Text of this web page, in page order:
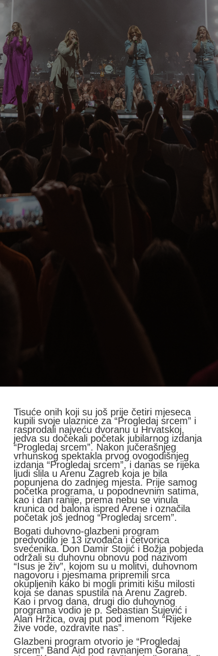
Tisuće onih koji su još prije četiri mjeseca
kupili svoje ulaznice za “Progledaj srcem” i
rasprodali najveću dvoranu u Hrvatskoj,
jedva su dočekali početak jubilarnog izdanja
“Progledaj srcem”. Nakon jučerašnjeg
vrhunskog spektakla prvog ovogodišnjeg
izdanja “Progledaj srcem”, i danas se rijeka
ljudi slila u Arenu Zagreb koja je bila
popunjena do zadnjeg mjesta. Prije samog
početka programa, u popodnevnim satima,
kao i dan ranije, prema nebu se vinula
krunica od balona ispred Arene i označila
početak još jednog “Progledaj srcem”.
Bogati duhovno-glazbeni program
predvodilo je 13 izvođača i četvorica
svećenika. Don Damir Stojić i Božja pobjeda
održali su duhovnu obnovu pod nazivom
“Isus je živ”, kojom su u molitvi, duhovnom
nagovoru i pjesmama pripremili srca
okupljenih kako bi mogli primiti kišu milosti
koja se danas spustila na Arenu Zagreb.
Kao i prvog dana, drugi dio duhovnog
programa vodio je p. Sebastian Šujević i
Alan Hržica, ovaj put pod imenom “Rijeke
žive vode, ozdravite nas”.
Glazbeni program otvorio je “Progledaj
srcem” Band Aid pod ravnanjem Gorana